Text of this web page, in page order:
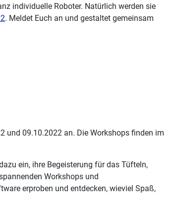
individuelle Roboter. Natürlich werden sie
. Meldet Euch an und gestaltet gemeinsam
und 09.10.2022 an. Die Workshops finden im
ein, ihre Begeisterung für das Tüfteln,
Workshops und
erproben und entdecken, wieviel Spaß,